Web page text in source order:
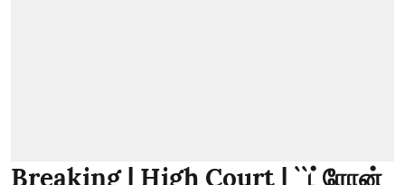
Breaking | High Court | ``ட்ரோன்